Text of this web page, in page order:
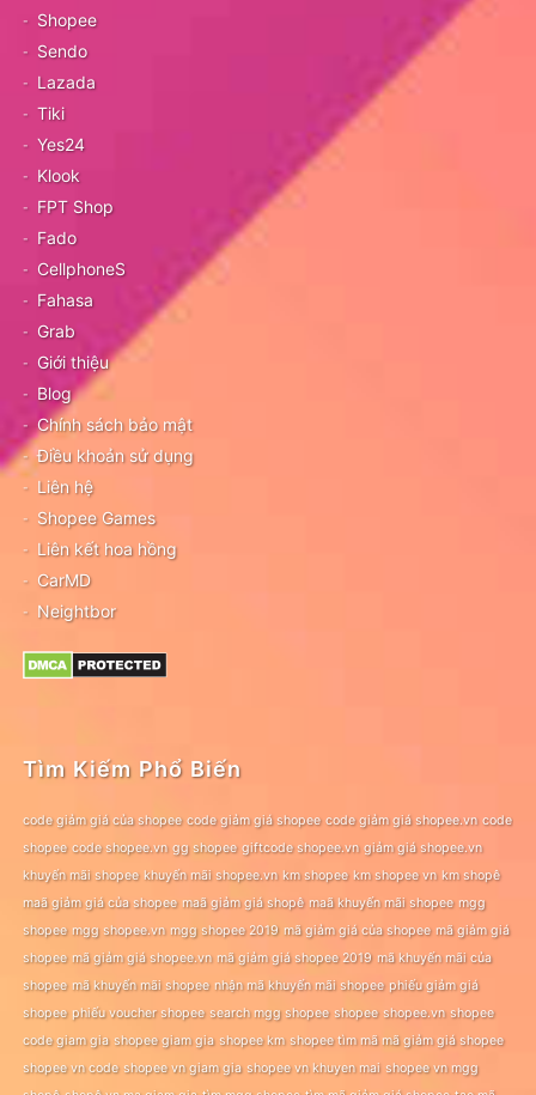
Shopee
Sendo
Lazada
Tiki
Yes24
Klook
FPT Shop
Fado
CellphoneS
Fahasa
Grab
Giới thiệu
Blog
Chính sách bảo mật
Điều khoản sử dụng
Liên hệ
Shopee Games
Liên kết hoa hồng
CarMD
Neightbor
Tìm Kiếm Phổ Biến
code giảm giá của shopee code giảm giá shopee code giảm giá shopee.vn code
shopee code shopee.vn gg shopee giftcode shopee.vn giảm giá shopee.vn
khuyến mãi shopee khuyến mãi shopee.vn km shopee km shopee vn km shopê
maã giảm giá của shopee maã giảm giá shopê maã khuyến mãi shopee mgg
shopee mgg shopee.vn mgg shopee 2019 mã giảm giá của shopee mã giảm giá
shopee mã giảm giá shopee.vn mã giảm giá shopee 2019 mã khuyến mãi của
shopee mã khuyến mãi shopee nhận mã khuyến mãi shopee phiếu giảm giá
shopee phiếu voucher shopee search mgg shopee shopee shopee.vn shopee
code giam gia shopee giam gia shopee km shopee tìm mã mã giảm giá shopee
shopee vn code shopee vn giam gia shopee vn khuyen mai shopee vn mgg